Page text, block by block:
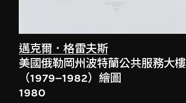
邁克爾．格雷夫斯
美國俄勒岡州波特蘭公共服務大樓
（1979–1982）繪圖
1980